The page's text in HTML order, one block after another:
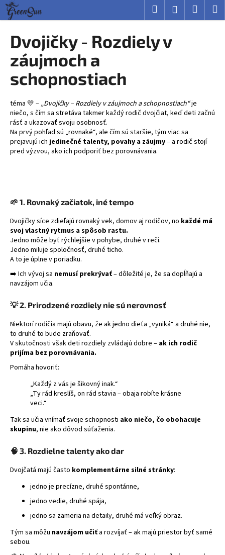
Prejsť
obsah
Hľadať Prihlásenie
Dvojičky - Rozdiely v
záujmoch a
schopnostiach
téma 💛 – „Dvojičky – Rozdiely v záujmoch a schopnostiach“je
niečo, s čím sa stretáva takmer každý rodič dvojčiat, keď deti začnú
rásť a ukazovať svoju osobnosť.
Na prvý pohľad sú „rovnaké“, ale čím sú staršie, tým viac sa
prejavujú ich jedinečné talenty, povahy a záujmy– a rodič stojí
pred výzvou, ako ich podporiť bez porovnávania.
🌱 1. Rovnaký začiatok, iné tempo
Dvojičky síce zdieľajú rovnaký vek, domov aj rodičov, no každé má
svoj vlastný rytmus a spôsob rastu.
Jedno môže byť rýchlejšie v pohybe, druhé v reči.
Jedno miluje spoločnosť, druhé ticho.
A to je úplne v poriadku.
➡️ Ich vývoj sa nemusí prekrývať– dôležité je, že sa dopĺňajú a
navzájom učia.
💡2. Prirodzené rozdiely nie sú nerovnosť
Niektorí rodičia majú obavu, že ak jedno dieťa „vyniká“ a druhé nie,
to druhé to bude zraňovať.
V skutočnosti však deti rozdiely zvládajú dobre – ak ich rodič
prijíma bez porovnávania.
Pomáha hovoriť:
„Každý z vás je šikovný inak.“
„Ty rád kreslíš, on rád stavia – obaja robíte krásne
veci.“
Tak sa učia vnímať svoje schopnosti ako niečo, čo obohacuje
skupinu, nie ako dôvod súťaženia.
🧠 3. Rozdielne talenty ako dar
Dvojčatá majú často komplementárne silné stránky:
jedno je precízne, druhé spontánne,
jedno vedie, druhé spája,
jedno sa zameria na detaily, druhé má veľký obraz.
Tým sa môžu navzájom učiť a rozvíjať – ak majú priestor byť samé
sebou.
K
o
Č
o
p
t
r
e
b
u
t
n
á
j
s
ť
?
HĽADAŤ